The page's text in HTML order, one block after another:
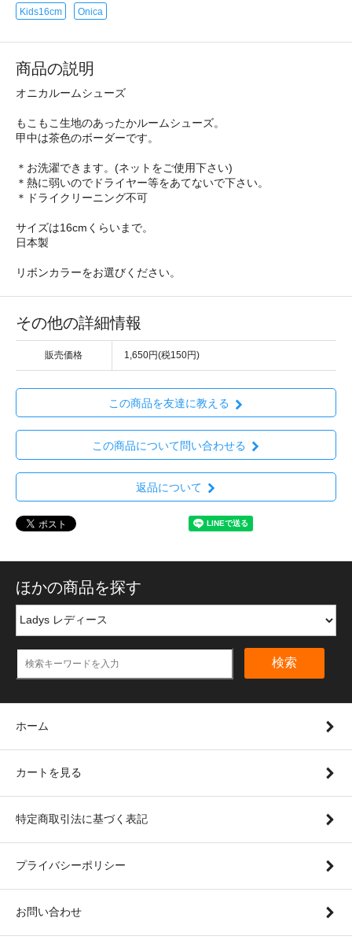
Kids16cm Onica
商品の説明
オニカルームシューズ
もこもこ生地のあったかルームシューズ。
甲中は茶色のボーダーです。
＊お洗濯できます。(ネットをご使用下さい)
＊熱に弱いのでドライヤー等をあてないで下さい。
＊ドライクリーニング不可
サイズは16cmくらいまで。
日本製
リボンカラーをお選びください。
その他の詳細情報
販売価格 1,650円(税150円)
この商品を友達に教える
この商品について問い合わせる
返品について
ほかの商品を探す
検索
ホーム
カートを見る
特定商取引法に基づく表記
プライバシーポリシー
お問い合わせ